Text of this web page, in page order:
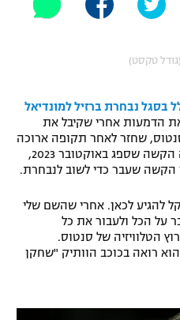
(גודל טקסט)
בסגל נבחרת ברזיל למונדיאל
הדמעות אחרי שקיבל את
שחזר לאחר תקופה ארוכה
מחוץ למגרשים בעקבות הפציעה הקשה שספג באוקטובר 2023,
הקשה שעבר כדי לשוב לנבחרת.
להגיע לכאן. אחרי שהשם שלי
על הכל ולעבור את כל
הטלוויזיה של סנטוס.
רואה בכוכב הוותיק "שחקן